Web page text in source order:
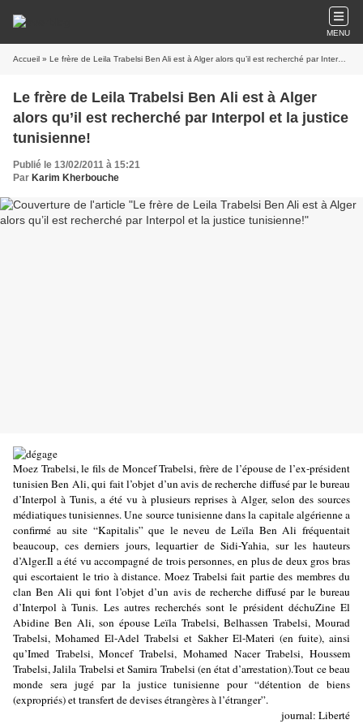
MENU
Accueil » Le frère de Leila Trabelsi Ben Ali est à Alger alors qu’il est recherché par Interpol et la justice tunisienne!
Le frère de Leila Trabelsi Ben Ali est à Alger
alors qu’il est recherché par Interpol et la justice
tunisienne!
Publié le 13/02/2011 à 15:21
Par Karim Kherbouche
Moez Trabelsi, le fils de Moncef Trabelsi, frère de l’épouse de l’ex-président
tunisien Ben Ali, qui fait l’objet d’un avis de recherche diffusé par le bureau
d’Interpol à Tunis, a été vu à plusieurs reprises à Alger, selon des sources
médiatiques tunisiennes. Une source tunisienne dans la capitale algérienne a
confirmé au site “Kapitalis” que le neveu de Leïla Ben Ali fréquentait
beaucoup, ces derniers jours, lequartier de Sidi-Yahia, sur les hauteurs
d’Alger.Il a été vu accompagné de trois personnes, en plus de deux gros bras
qui escortaient le trio à distance. Moez Trabelsi fait partie des membres du
clan Ben Ali qui font l’objet d’un avis de recherche diffusé par le bureau
d’Interpol à Tunis. Les autres recherchés sont le président déchuZine El
Abidine Ben Ali, son épouse Leïla Trabelsi, Belhassen Trabelsi, Mourad
Trabelsi, Mohamed El-Adel Trabelsi et Sakher El-Materi (en fuite), ainsi
qu’Imed Trabelsi, Moncef Trabelsi, Mohamed Nacer Trabelsi, Houssem
Trabelsi, Jalila Trabelsi et Samira Trabelsi (en état d’arrestation).Tout ce beau
monde sera jugé par la justice tunisienne pour “détention de biens
(expropriés) et transfert de devises étrangères à l’étranger”.
journal: Liberté